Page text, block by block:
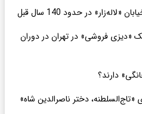
در حدود 140 سال قبل
«دیزی فروشی» در تهران در دوران
دارند؟
دختر ناصرالدین شاه»